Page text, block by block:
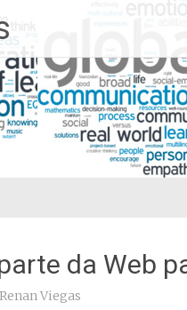
da Web
Renan Viegas